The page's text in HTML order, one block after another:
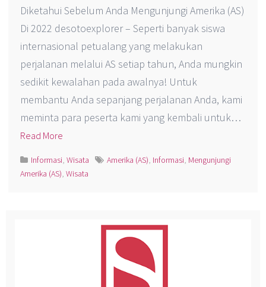
Diketahui Sebelum Anda Mengunjungi Amerika (AS)
Di 2022 desotoexplorer – Seperti banyak siswa
internasional petualang yang melakukan
perjalanan melalui AS setiap tahun, Anda mungkin
sedikit kewalahan pada awalnya! Untuk
membantu Anda sepanjang perjalanan Anda, kami
meminta para peserta kami yang kembali untuk…
Read More
Informasi,Wisata Amerika (AS), Informasi, Mengunjungi
Amerika (AS),Wisata